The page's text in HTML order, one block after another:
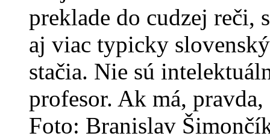
preklade do cudzej reči,
aj viac typicky
stačia. Nie sú
profesor. Ak má,
Foto: Branislav